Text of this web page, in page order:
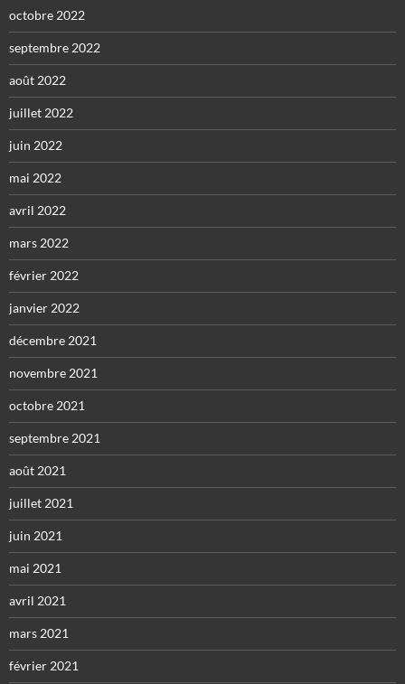
octobre 2022
septembre 2022
août 2022
juillet 2022
juin 2022
mai 2022
avril 2022
mars 2022
février 2022
janvier 2022
décembre 2021
novembre 2021
octobre 2021
septembre 2021
août 2021
juillet 2021
juin 2021
mai 2021
avril 2021
mars 2021
février 2021